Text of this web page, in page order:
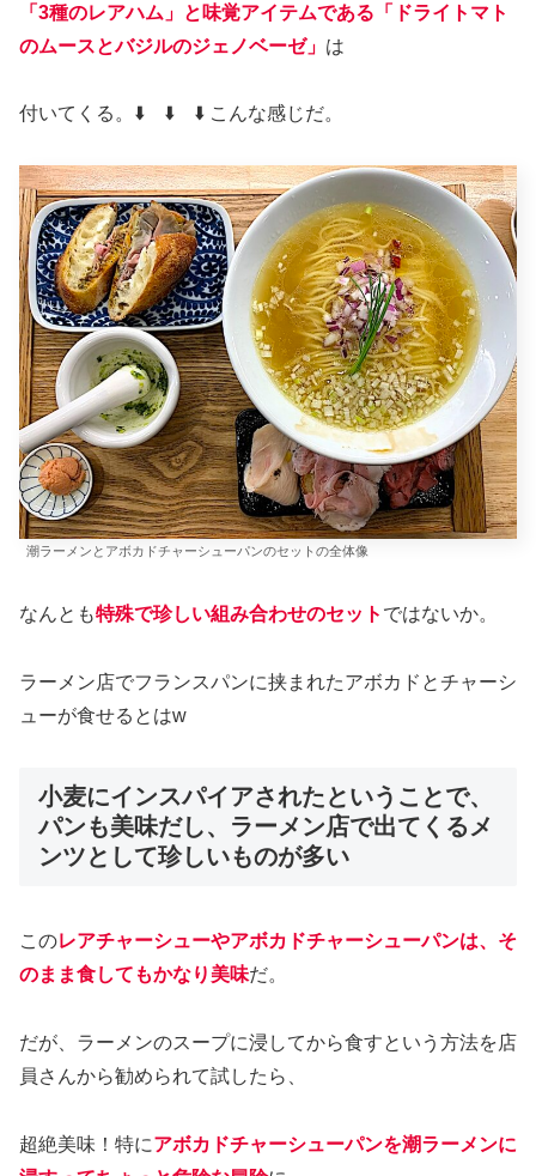
「3種のレアハム」 と味覚アイテムである 「ドライトマト
のムースとバジルのジェノベーゼ」 は
付いてくる。⬇️ ⬇️ ⬇️ こんな感じだ。
潮ラーメンとアボカドチャーシューパンのセットの全体像
なんとも特殊で珍しい組み合わせのセット ではないか。
ラーメン店でフランスパンに挟まれたアボカドとチャーシ
ューが食せるとはw
小麦にインスパイアされたということで、
パンも美味だし、ラーメン店で出てくるメ
ンツとして珍しいものが多い
このレアチャーシューやアボカドチャーシューパンは、そ
のまま食してもかなり美味だ。
だが、ラーメンのスープに浸してから食すという方法を店
員さんから勧められて試したら、
超絶美味！特にアボカドチャーシューパンを潮ラーメンに